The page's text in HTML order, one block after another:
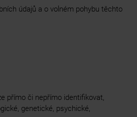
údajů a o volném pohybu těchto
přímo či nepřímo identifikovat,
genetické, psychické,